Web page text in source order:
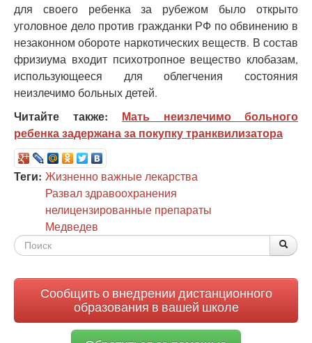
для своего ребенка за рубежом было открыто
уголовное дело против гражданки РФ по обвинению в
незаконном обороте наркотических веществ. В состав
фризиума входит психотропное вещество клобазам,
использующееся для облегчения состояния
неизлечимо больных детей.
Читайте также: Мать неизлечимо больного
ребенка задержана за покупку транквилизатора
Теги: Жизненно важные лекарства
Развал здравоохранения
нелицензированные препараты
Медведев
Форма
Сообщить о внедрении дистанционного
образования в вашей школе